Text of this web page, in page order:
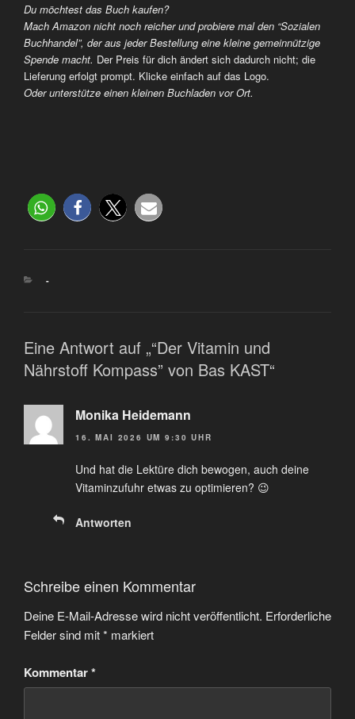
Du möchtest das Buch kaufen?
Mach Amazon nicht noch reicher und probiere mal den “Sozialen
Buchhandel”, der aus jeder Bestellung eine kleine gemeinnützige
Spende macht. Der Preis für dich ändert sich dadurch nicht; die
Lieferung erfolgt prompt. Klicke einfach auf das Logo.
Oder unterstütze einen kleinen Buchladen vor Ort.
-
Eine Antwort auf „“Der Vitamin und
Nährstoff Kompass” von Bas KAST“
Monika Heidemann
16. MAI 2026 UM 9:30 UHR
Und hat die Lektüre dich bewogen, auch deine
Vitaminzufuhr etwas zu optimieren? 😉
Antworten
Schreibe einen Kommentar
Deine E-Mail-Adresse wird nicht veröffentlicht. Erforderliche
Felder sind mit* markiert
Kommentar*